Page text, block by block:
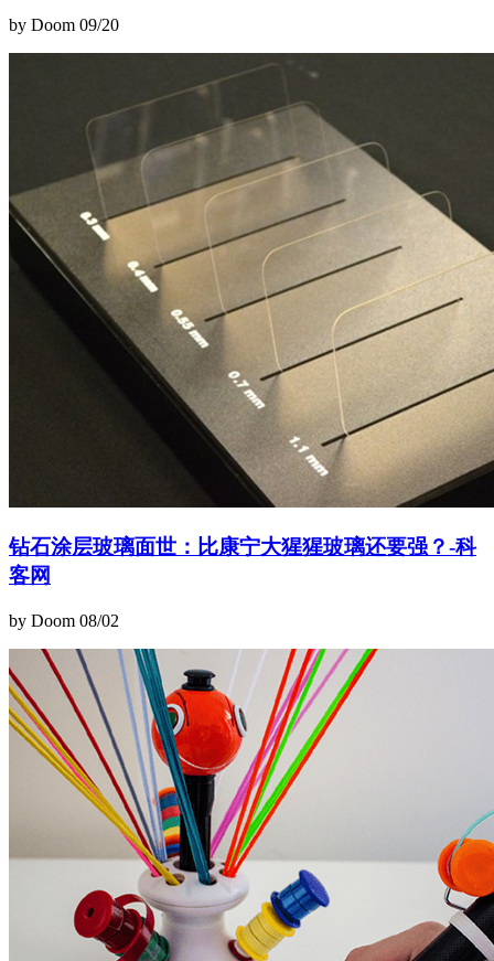
by Doom 09/20
钻石涂层玻璃面世：比康宁大猩猩玻璃还要强？-科
客网
by Doom 08/02